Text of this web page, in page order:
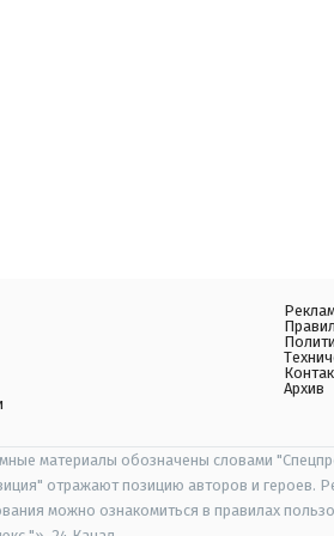
Архив
материалы обозначены словами
отражают позицию авторов и героев.
можно ознакомиться в правилах